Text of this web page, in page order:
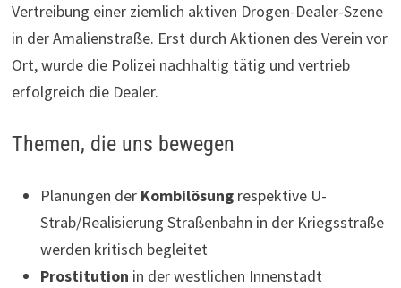
Vertreibung einer ziemlich aktiven Drogen-Dealer-Szene
in der Amalienstraße. Erst durch Aktionen des Verein vor
Ort, wurde die Polizei nachhaltig tätig und vertrieb
erfolgreich die Dealer.
Themen, die uns bewegen
Planungen der Kombilösungrespektive U-
Strab/Realisierung Straßenbahn in der Kriegsstraße
werden kritisch begleitet
Prostitution in der westlichen Innenstadt